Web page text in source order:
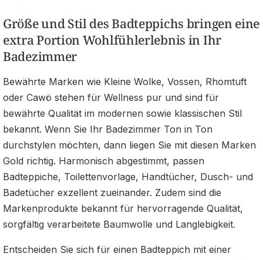
Größe und Stil des Badteppichs bringen eine
extra Portion Wohlfühlerlebnis in Ihr
Badezimmer
Bewährte Marken wie Kleine Wolke, Vossen, Rhomtuft
oder Cawö stehen für Wellness pur und sind für
bewährte Qualität im modernen sowie klassischen Stil
bekannt. Wenn Sie Ihr Badezimmer Ton in Ton
durchstylen möchten, dann liegen Sie mit diesen Marken
Gold richtig. Harmonisch abgestimmt, passen
Badteppiche, Toilettenvorlage, Handtücher, Dusch- und
Badetücher exzellent zueinander. Zudem sind die
Markenprodukte bekannt für hervorragende Qualität,
sorgfältig verarbeitete Baumwolle und Langlebigkeit.
Entscheiden Sie sich für einen Badteppich mit einer